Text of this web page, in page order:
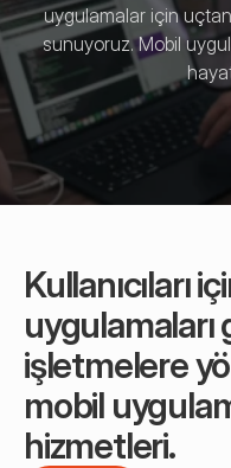
uygulamalar için
sunuyoruz. Mobil
Kullanıcıları
uygulamaları
işletmelere
mobil
hizmetleri.